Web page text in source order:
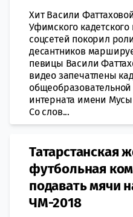
Хит Васили
Уфимского
соцсетей покорил
десантников
певицы Васили
видео запечатлены
интерната имени
Со слов...
Татарстанская
футбольная
подавать мячи
ЧМ-2018